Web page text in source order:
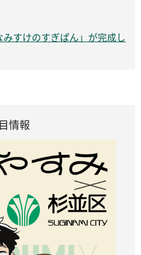
すけのすぎぱん」が完成し
情報